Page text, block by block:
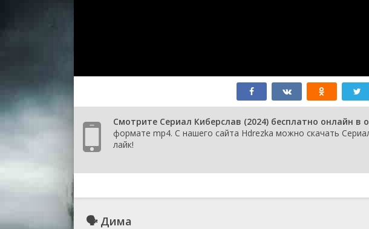
Смотрите Сериал Киберслав (2024) бесплатно онлайн в
формате mp4. С нашего сайта Hdrezka можно скачать
лайк!
🗣 Дима